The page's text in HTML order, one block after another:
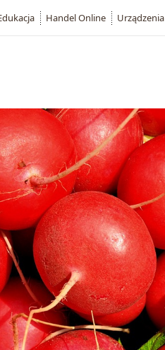
Handel Online Urządzenia